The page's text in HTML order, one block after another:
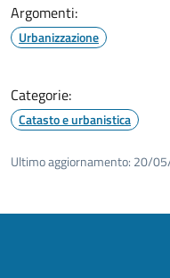
Argomenti:
Urbanizzazione
Categorie:
Catasto e urbanistica
Ultimo aggiornamento: 20/